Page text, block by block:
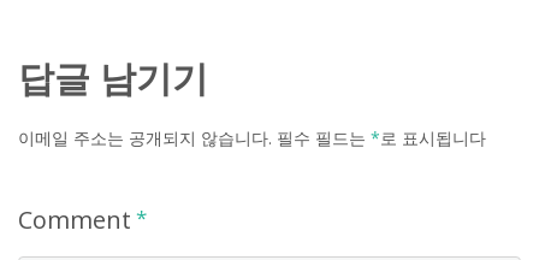
답글 남기기
이메일 주소는 공개되지 않습니다. 필수 필드는 *로 표시됩니다
Comment *